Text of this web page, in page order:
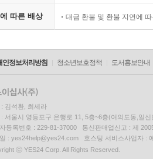
따른 배상 대금 환불 및 환불 지연에
인정보처리방침 청소년보호정책 도서홍보안내
김석환, 최세라
: 서울시 영등포구 은행로 11, 5층~6층(여의도동,일신
등록번호 : 229-81-37000 통신판매업신고 : 제
: yes24help@yes24.com 호스팅 서비스사업자 :
ⓒ YES24 Corp. All Rights Reserved.